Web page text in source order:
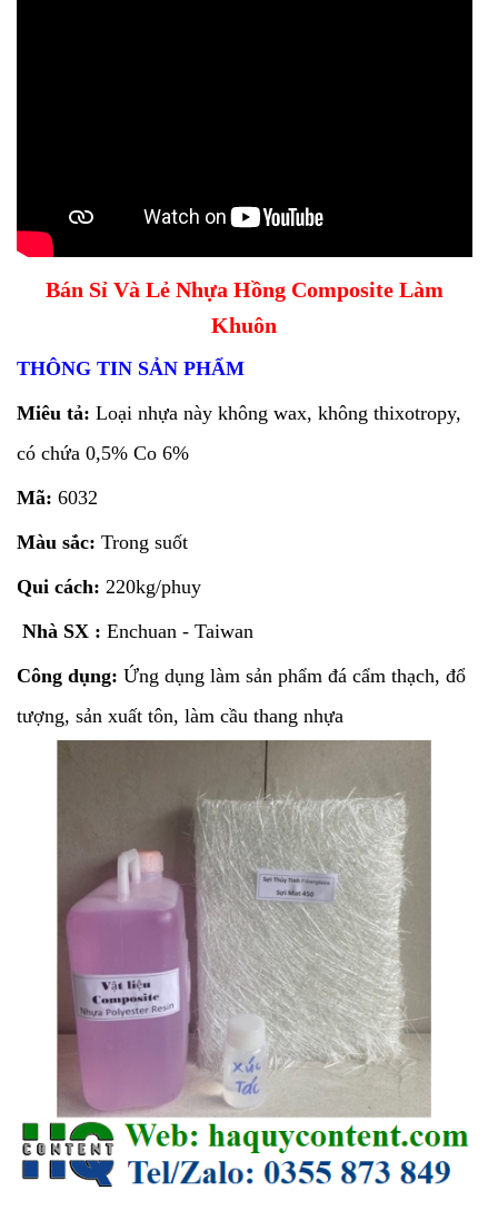
Bán Sỉ Và Lẻ Nhựa Hồng Composite Làm
Khuôn
THÔNG TIN SẢN PHẨM
Miêu tả: Loại nhựa này không wax, không thixotropy,
có chứa 0,5% Co 6%
Mã: 6032
Màu sắc: Trong suốt
Qui cách: 220kg/phuy
Nhà SX : Enchuan - Taiwan
Công dụng: Ứng dụng làm sản phẩm đá cẩm thạch, đổ
tượng, sản xuất tôn, làm cầu thang nhựa